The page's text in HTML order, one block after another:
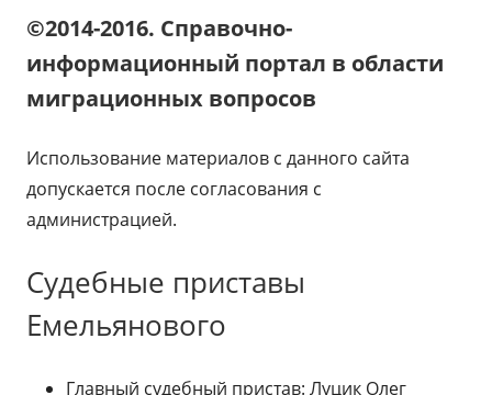
новом
окне
©2014-2016. Справочно-
информационный портал в области
миграционных вопросов
Использование материалов с данного сайта
допускается после согласования с
администрацией.
Судебные приставы
Емельянового
Главный судебный пристав: Луцик Олег